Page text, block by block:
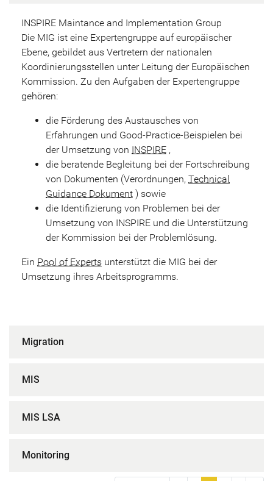
INSPIRE Maintance and Implementation Group
Die MIG ist eine Expertengruppe auf europäischer
Ebene, gebildet aus Vertretern der nationalen
Koordinierungsstellen unter Leitung der Europäischen
Kommission. Zu den Aufgaben der Expertengruppe
gehören:
die Förderung des Austausches von
Erfahrungen und Good-Practice-Beispielen bei
der Umsetzung von INSPIRE ,
die beratende Begleitung bei der Fortschreibung
von Dokumenten (Verordnungen, Technical
Guidance Dokument ) sowie
die Identifizierung von Problemen bei der
Umsetzung von INSPIRE und die Unterstützung
der Kommission bei der Problemlösung.
Ein Pool of Experts unterstützt die MIG bei der
Umsetzung ihres Arbeitsprogramms.
Migration
MIS
MIS LSA
Monitoring